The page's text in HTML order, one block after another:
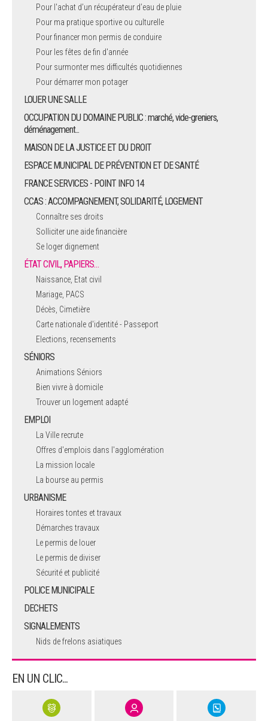
Pour l'achat d’un récupérateur d’eau de pluie
Pour ma pratique sportive ou culturelle
Pour financer mon permis de conduire
Pour les fêtes de fin d'année
Pour surmonter mes difficultés quotidiennes
Pour démarrer mon potager
LOUER UNE SALLE
OCCUPATION DU DOMAINE PUBLIC : marché, vide-greniers,
déménagement...
MAISON DE LA JUSTICE ET DU DROIT
ESPACE MUNICIPAL DE PRÉVENTION ET DE SANTÉ
FRANCE SERVICES - POINT INFO 14
CCAS : ACCOMPAGNEMENT, SOLIDARITÉ, LOGEMENT
Connaître ses droits
Solliciter une aide financière
Se loger dignement
ÉTAT CIVIL, PAPIERS…
Naissance, Etat civil
Mariage, PACS
Décès, Cimetière
Carte nationale d'identité - Passeport
Elections, recensements
SÉNIORS
Animations Séniors
Bien vivre à domicile
Trouver un logement adapté
EMPLOI
La Ville recrute
Offres d'emplois dans l'agglomération
La mission locale
La bourse au permis
URBANISME
Horaires tontes et travaux
Démarches travaux
Le permis de louer
Le permis de diviser
Sécurité et publicité
POLICE MUNICIPALE
DECHETS
SIGNALEMENTS
Nids de frelons asiatiques
EN UN CLIC...